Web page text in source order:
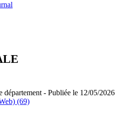
département - Publiée le 12/05/2026
(69)